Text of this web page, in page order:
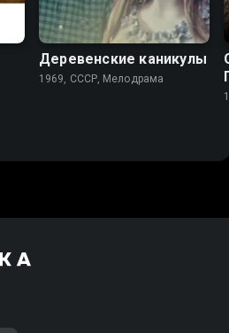
Деревенские каникулы
1969, СССР, Мелодрама